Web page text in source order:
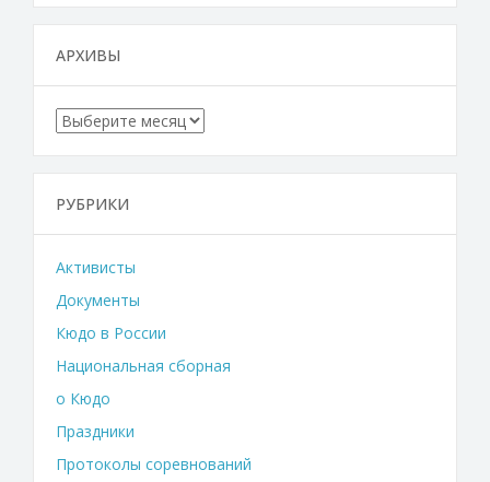
АРХИВЫ
Архивы
РУБРИКИ
Активисты
Документы
Кюдо в России
Национальная сборная
о Кюдо
Праздники
Протоколы соревнований